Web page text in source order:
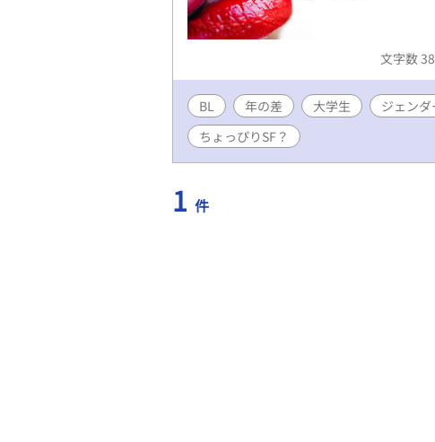
文字数
BL 年の差 大学生 ジェン
ちょっぴりSF？
1 件